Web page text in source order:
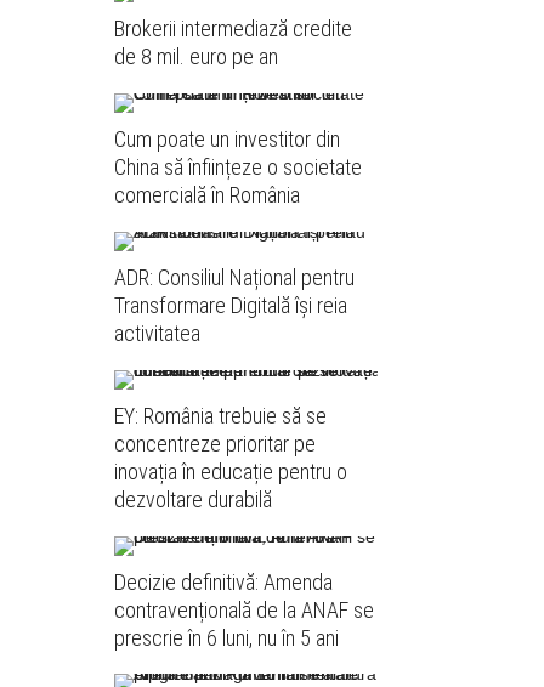
Brokerii intermediază credite
de 8 mil. euro pe an
Cum poate un investitor din
China să înființeze o societate
comercială în România
ADR: Consiliul Național pentru
Transformare Digitală își reia
activitatea
EY: România trebuie să se
concentreze prioritar pe
inovația în educație pentru o
dezvoltare durabilă
Decizie definitivă: Amenda
contravențională de la ANAF se
prescrie în 6 luni, nu în 5 ani